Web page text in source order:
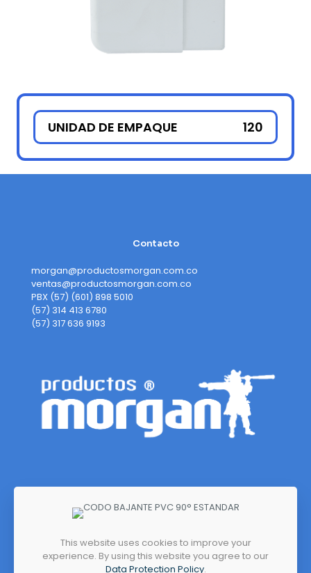
UNIDAD DE EMPAQUE 120
Contacto
morgan@productosmorgan.com.co
ventas@productosmorgan.com.co
PBX (57) (601) 898 5010
(57) 314 413 6780
(57) 317 636 9193
Dirección
This website uses cookies to improve your
experience. By using this website you agree to our
Data Protection Policy.